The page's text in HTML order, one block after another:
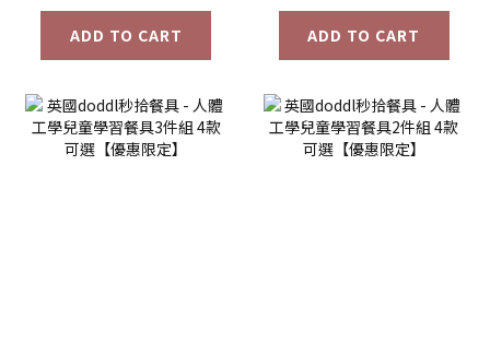
ADD TO CART ADD TO CART